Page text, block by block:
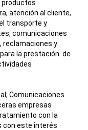
productos
atención al cliente,
transporte y
comunicaciones
reclamaciones y
la prestación de
Comunicaciones
empresas
con la
con este interés